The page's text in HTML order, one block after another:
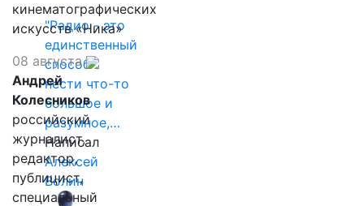
"Радио - это
единственный
способ
нести что-то
большое и
разумное,…
Написал
Алексей
Волин
кинематографических
искусств «Ника»
08 августа
Андрей
Колесников
российский
журналист,
редактор,
публицист,
специальный